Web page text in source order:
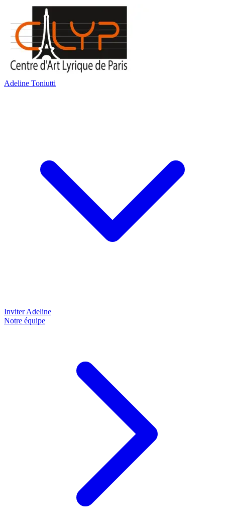
Adeline Toniutti
Inviter Adeline
Notre équipe